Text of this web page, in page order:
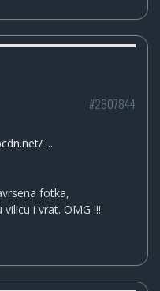
#2807844
...
fotka,
i vrat. OMG !!!